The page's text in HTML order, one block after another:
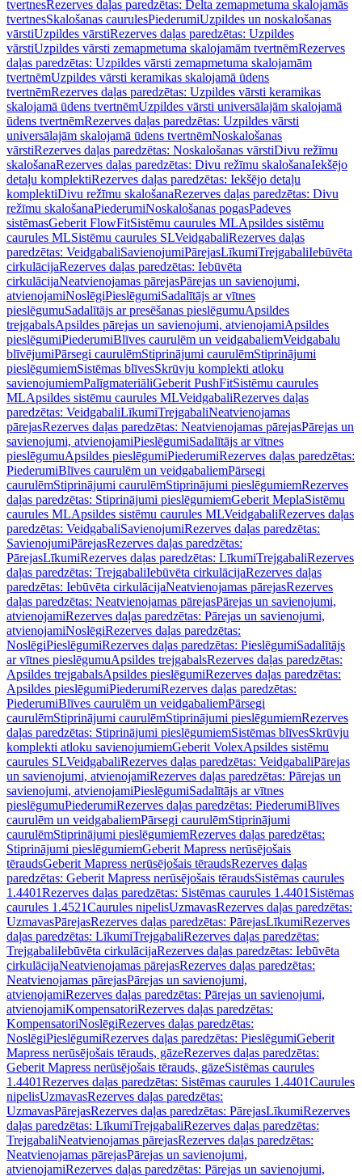
tvertnesRezerves daļas paredzētas: Delta zemapmetuma skalojamās
tvertnesSkalošanas caurulesPiederumiUzpildes un noskalošanas
vārstiUzpildes vārstiRezerves daļas paredzētas: Uzpildes
vārstiUzpildes vārsti zemapmetuma skalojamām tvertnēmRezerves
daļas paredzētas: Uzpildes vārsti zemapmetuma skalojamām
tvertnēmUzpildes vārsti keramikas skalojamā ūdens
tvertnēmRezerves daļas paredzētas: Uzpildes vārsti keramikas
skalojamā ūdens tvertnēmUzpildes vārsti universālajām skalojamā
ūdens tvertnēmRezerves daļas paredzētas: Uzpildes vārsti
universālajām skalojamā ūdens tvertnēmNoskalošanas
vārstiRezerves daļas paredzētas: Noskalošanas vārstiDivu režīmu
skalošanaRezerves daļas paredzētas: Divu režīmu skalošanaIekšējo
detaļu komplektiRezerves daļas paredzētas: Iekšējo detaļu
komplektiDivu režīmu skalošanaRezerves daļas paredzētas: Divu
režīmu skalošanaPiederumiNoskalošanas pogasPadeves
sistēmasGeberit FlowFitSistēmu caurules MLApsildes sistēmu
caurules MLSistēmu caurules SLVeidgabaliRezerves daļas
paredzētas: VeidgabaliSavienojumiPārejasLīkumiTrejgabaliIebūvēta
cirkulācijaRezerves daļas paredzētas: Iebūvēta
cirkulācijaNeatvienojamas pārejasPārejas un savienojumi,
atvienojamiNoslēgiPieslēgumiSadalītājs ar vītnes
pieslēgumuSadalītājs ar presēšanas pieslēgumuApsildes
trejgabalsApsildes pārejas un savienojumi, atvienojamiApsildes
pieslēgumiPiederumiBlīves caurulēm un veidgabaliemVeidgabalu
blīvējumiPārsegi caurulēmStiprinājumi caurulēmStiprinājumi
pieslēgumiemSistēmas blīvesSkrūvju komplekti atloku
savienojumiemPalīgmateriāliGeberit PushFitSistēmu caurules
MLApsildes sistēmu caurules MLVeidgabaliRezerves daļas
paredzētas: VeidgabaliLīkumiTrejgabaliNeatvienojamas
pārejasRezerves daļas paredzētas: Neatvienojamas pārejasPārejas un
savienojumi, atvienojamiPieslēgumiSadalītājs ar vītnes
pieslēgumuApsildes pieslēgumiPiederumiRezerves daļas paredzētas:
PiederumiBlīves caurulēm un veidgabaliemPārsegi
caurulēmStiprinājumi caurulēmStiprinājumi pieslēgumiemRezerves
daļas paredzētas: Stiprinājumi pieslēgumiemGeberit MeplaSistēmu
caurules MLApsildes sistēmu caurules MLVeidgabaliRezerves daļas
paredzētas: VeidgabaliSavienojumiRezerves daļas paredzētas:
SavienojumiPārejasRezerves daļas paredzētas:
PārejasLīkumiRezerves daļas paredzētas: LīkumiTrejgabaliRezerves
daļas paredzētas: TrejgabaliIebūvēta cirkulācijaRezerves daļas
paredzētas: Iebūvēta cirkulācijaNeatvienojamas pārejasRezerves
daļas paredzētas: Neatvienojamas pārejasPārejas un savienojumi,
atvienojamiRezerves daļas paredzētas: Pārejas un savienojumi,
atvienojamiNoslēgiRezerves daļas paredzētas:
NoslēgiPieslēgumiRezerves daļas paredzētas: PieslēgumiSadalītājs
ar vītnes pieslēgumuApsildes trejgabalsRezerves daļas paredzētas:
Apsildes trejgabalsApsildes pieslēgumiRezerves daļas paredzētas:
Apsildes pieslēgumiPiederumiRezerves daļas paredzētas:
PiederumiBlīves caurulēm un veidgabaliemPārsegi
caurulēmStiprinājumi caurulēmStiprinājumi pieslēgumiemRezerves
daļas paredzētas: Stiprinājumi pieslēgumiemSistēmas blīvesSkrūvju
komplekti atloku savienojumiemGeberit VolexApsildes sistēmu
caurules SLVeidgabaliRezerves daļas paredzētas: VeidgabaliPārejas
un savienojumi, atvienojamiRezerves daļas paredzētas: Pārejas un
savienojumi, atvienojamiPieslēgumiSadalītājs ar vītnes
pieslēgumuPiederumiRezerves daļas paredzētas: PiederumiBlīves
caurulēm un veidgabaliemPārsegi caurulēmStiprinājumi
caurulēmStiprinājumi pieslēgumiemRezerves daļas paredzētas:
Stiprinājumi pieslēgumiemGeberit Mapress nerūsējošais
tēraudsGeberit Mapress nerūsējošais tēraudsRezerves daļas
paredzētas: Geberit Mapress nerūsējošais tēraudsSistēmas caurules
1.4401Rezerves daļas paredzētas: Sistēmas caurules 1.4401 Sistēmas
caurules 1.4521Caurules nipelisUzmavasRezerves daļas paredzētas:
UzmavasPārejasRezerves daļas paredzētas: PārejasLīkumiRezerves
daļas paredzētas: LīkumiTrejgabaliRezerves daļas paredzētas:
TrejgabaliIebūvēta cirkulācijaRezerves daļas paredzētas: Iebūvēta
cirkulācijaNeatvienojamas pārejasRezerves daļas paredzētas:
Neatvienojamas pārejasPārejas un savienojumi,
atvienojamiRezerves daļas paredzētas: Pārejas un savienojumi,
atvienojamiKompensatoriRezerves daļas paredzētas:
KompensatoriNoslēgiRezerves daļas paredzētas:
NoslēgiPieslēgumiRezerves daļas paredzētas: PieslēgumiGeberit
Mapress nerūsējošais tērauds, gāzeRezerves daļas paredzētas:
Geberit Mapress nerūsējošais tērauds, gāzeSistēmas caurules
1.4401Rezerves daļas paredzētas: Sistēmas caurules 1.4401Caurules
nipelisUzmavasRezerves daļas paredzētas:
UzmavasPārejasRezerves daļas paredzētas: PārejasLīkumiRezerves
daļas paredzētas: LīkumiTrejgabaliRezerves daļas paredzētas:
TrejgabaliNeatvienojamas pārejasRezerves daļas paredzētas:
Neatvienojamas pārejasPārejas un savienojumi,
atvienojamiRezerves daļas paredzētas: Pārejas un savienojumi,